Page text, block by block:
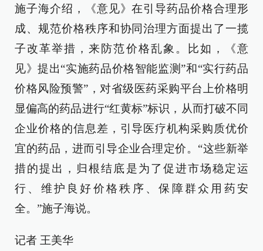
施子海介绍，《意见》在引导药品价格合理形
成、规范价格秩序和协同治理方面提出了一揽
子改革举措，来防范价格乱象。比如，《意
见》提出“实施药品价格智能监测”和“实行药品
价格风险预警”，对省级医药采购平台上价格明
显偏高的药品进行“红黄标”标识，从而打破不同
企业价格的信息差，引导医疗机构采购质优价
宜的药品，进而引导企业合理定价。“这些新举
措的提出，归根结底是为了促进市场稳定运
行、维护良好价格秩序、保障群众用药安
全。”施子海说。
记者 王美华